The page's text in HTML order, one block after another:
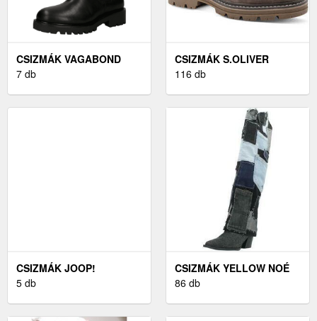
CSIZMÁK VAGABOND
KENOVA
7 db
CSIZMÁK S.OLIVER
116 db
CSIZMÁK JOOP!
5 db
CSIZMÁK YELLOW NOÉ
86 db